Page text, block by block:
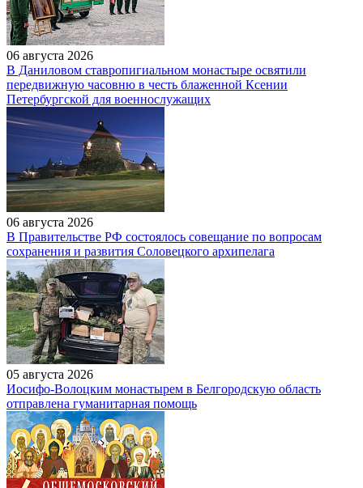
06 августа 2026
В Даниловом ставропигиальном монастыре освятили
передвижную часовню в честь блаженной Ксении
Петербургской для военнослужащих
06 августа 2026
В Правительстве РФ состоялось совещание по вопросам
сохранения и развития Соловецкого архипелага
05 августа 2026
Иосифо-Волоцким монастырем в Белгородскую область
отправлена гуманитарная помощь